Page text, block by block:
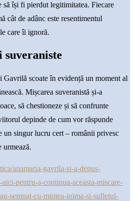
să își fi pierdut legitimitatea. Fiecare
cât de adânc este resentimentul
care îi ignoră.
Gavrilă scoate în evidență un moment al
Mișcarea suveranistă și-a
să chestioneze și să confrunte
depinde de cum vor răspunde
un singur lucru cert – românii privesc
urmează.
anamaria-gavrila-si-a-depus-
pentru-a-continua-aceasta-miscare-
semnat-cu-mintea-inima-si-sufletul-